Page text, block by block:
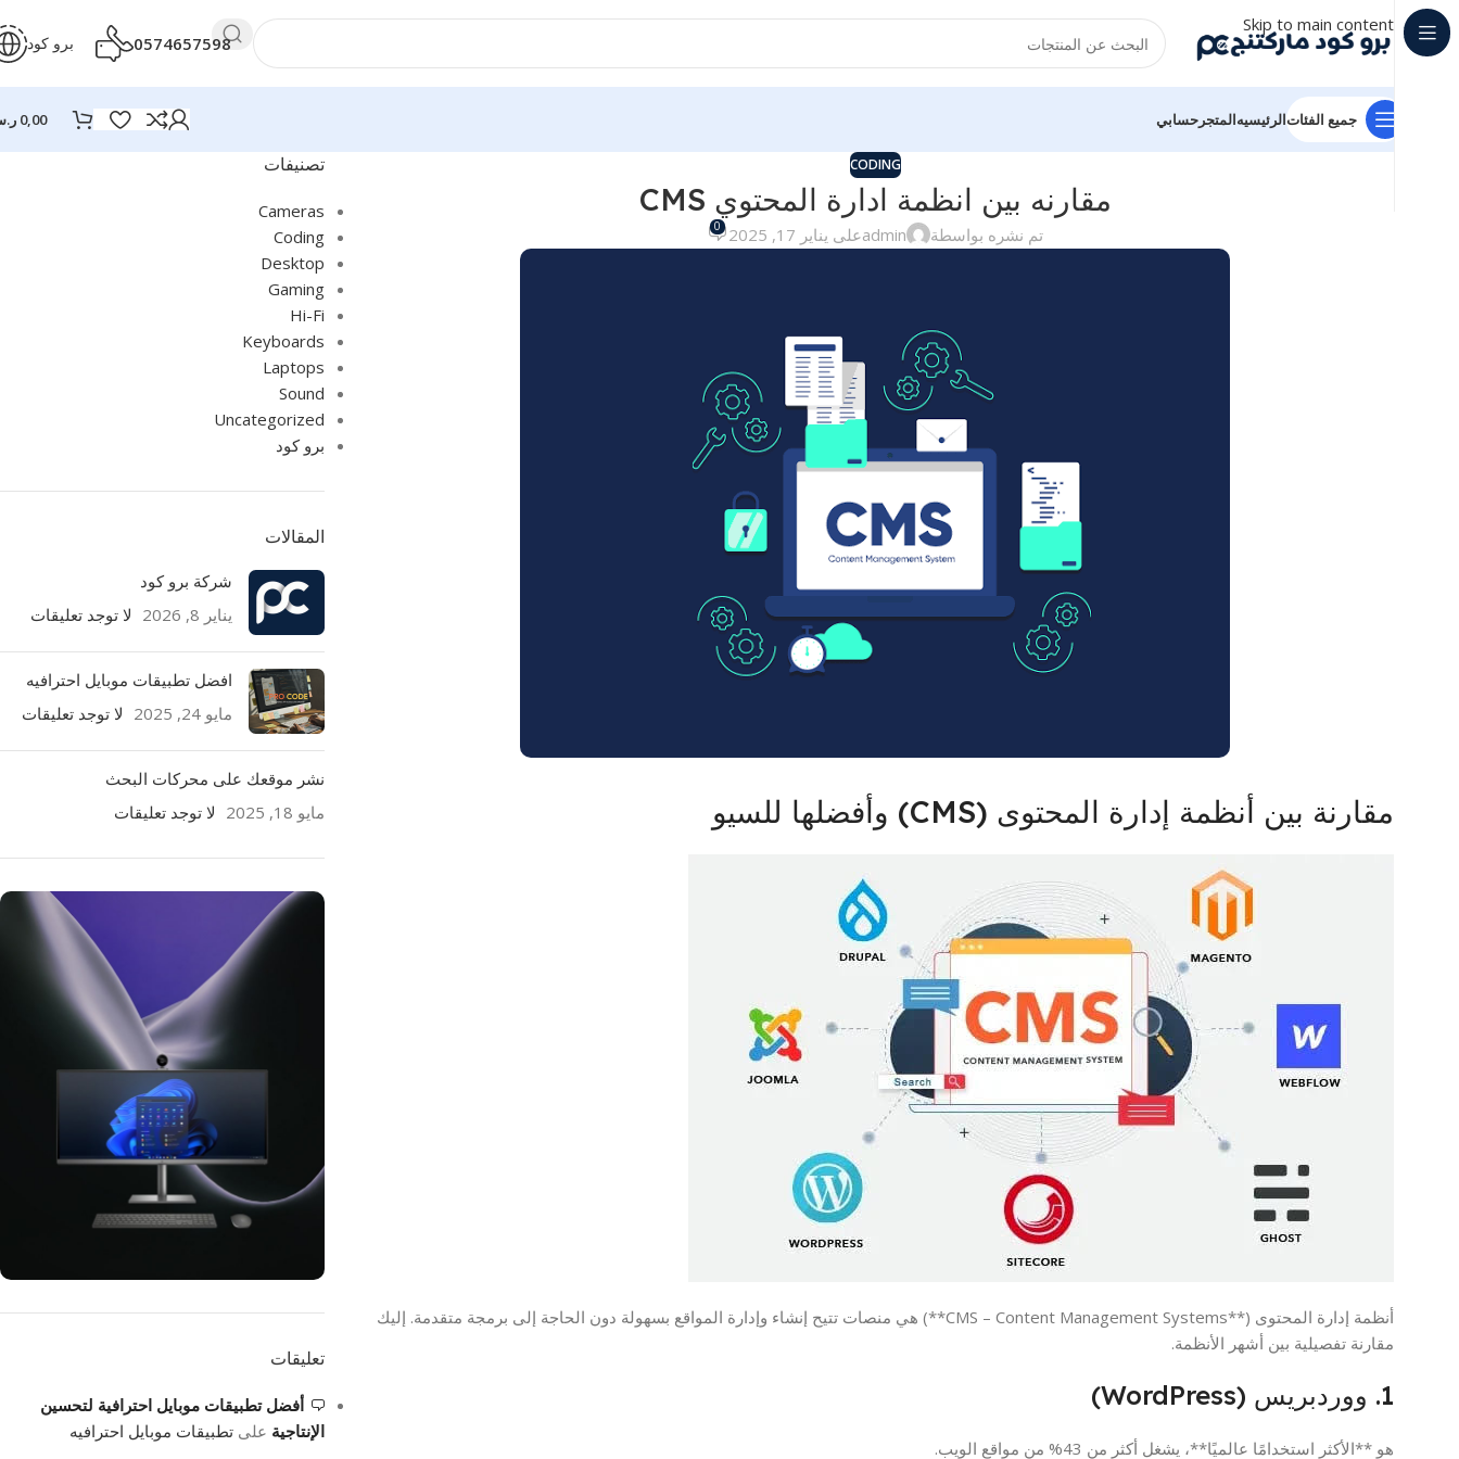
Skip to main content
0574657598
برو كود
جميع الفئاتالرئيسيهالمتجر حسابي 0,00
CODING
مقارنه بين انظمة ادارة المحتوي CMS
تم نشره بواسطة adminعلى يناير 17, 2025 0
مقارنة بين أنظمة إدارة المحتوى (CMS) وأفضلها للسيو
أنظمة إدارة المحتوى (**CMS – Content Management Systems**) هي منصات تتيح إنشاء وإدارة المواقع بسهولة دون الحاجة إلى برمجة متقدمة. إليك
مقارنة تفصيلية بين أشهر الأنظمة.
1. ووردبريس (WordPress)
هو **الأكثر استخدامًا عالميًا**، يشغل أكثر من 43% من مواقع الويب.
تصنيفات
Cameras
Coding
Desktop
Gaming
Hi-Fi
Keyboards
Laptops
Sound
Uncategorized
برو كود
المقالات
شركة برو كود
يناير 8, 2026 لا توجد تعليقات
افضل تطبيقات موبايل احترافيه
مايو 24, 2025 لا توجد تعليقات
نشر موقعك على محركات البحث
مايو 18, 2025 لا توجد تعليقات
HP Envy 34
To Shop
تعليقات
أفضل تطبيقات موبايل احترافية لتحسين
الإنتاجية علىتطبيقات موبايل احترافيه